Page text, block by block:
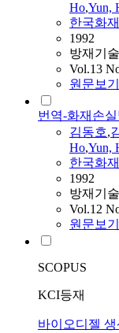
Ho,Yun,
한국화
1992
방재기술
Vol.13
원문보기
번역-화재손
김동호,
Ho,Yun,
한국화
1992
방재기술
Vol.12
원문보기
SCOPUS
KCI등재
바이오디젤